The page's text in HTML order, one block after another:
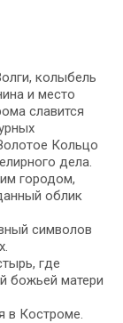
колыбель
и место
славится
Кольцо
дела.
городом,
облик
символов
где
божьей матери
в Костроме.